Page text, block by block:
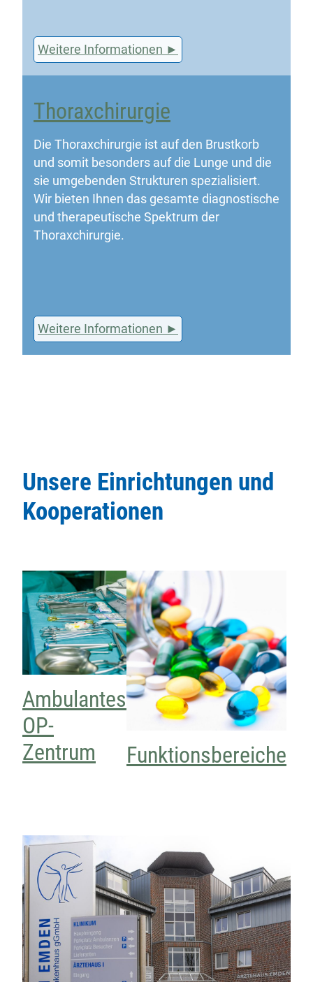
Weitere Informationen
Thoraxchirurgie
Die Thoraxchirurgie ist auf den Brustkorb
und somit besonders auf die Lunge und die
sie umgebenden Strukturen spezialisiert.
Wir bieten Ihnen das gesamte diagnostische
und therapeutische Spektrum der
Thoraxchirurgie.
Weitere Informationen
Unsere Einrichtungen und
Kooperationen
Ambulantes
OP-
Zentrum
Funktionsbereiche